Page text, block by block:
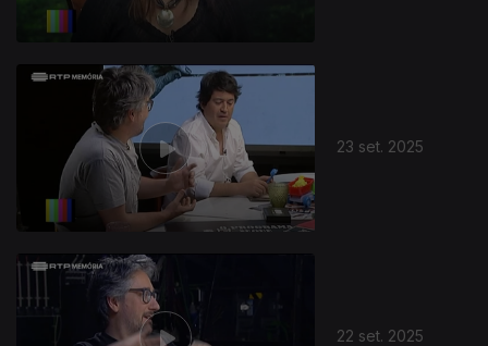
23 set. 2025
22 set. 2025
877000